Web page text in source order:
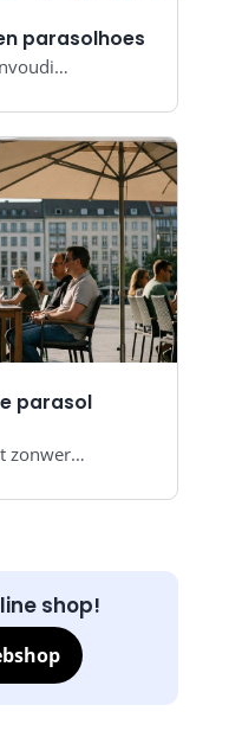
parasolhoes
parasol
zonwer…
shop!